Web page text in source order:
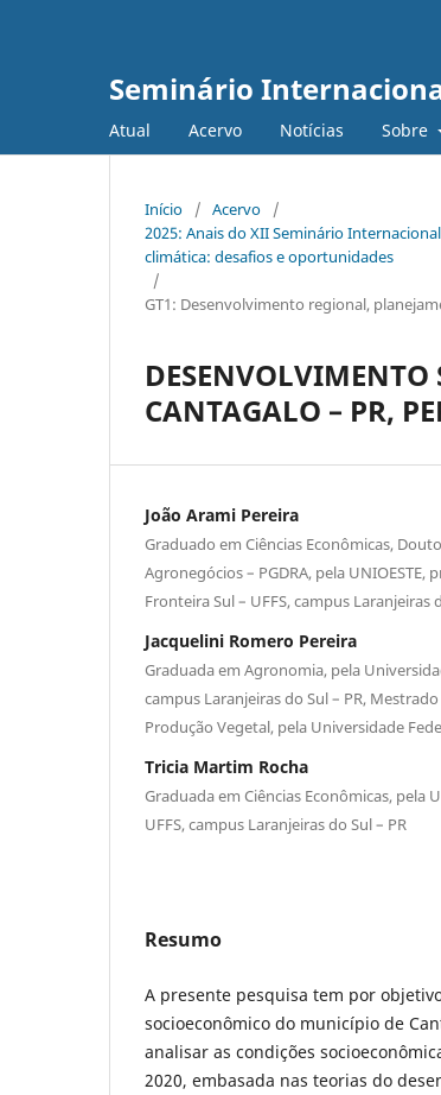
Seminário
Atual Acervo Notícias Sobre
Início / Acervo
/
2025: Anais do XII Seminário
climática: desafios e oportunidades
/
GT1: Desenvolvimento regional,
CANTAGALO – PR,
João Arami Pereira
Graduado em Ciências Econômicas,
Agronegócios – PGDRA, pela
Fronteira Sul – UFFS, campus Laranjeiras
Jacquelini Romero Pereira
Graduada em Agronomia, pela
campus Laranjeiras do Sul – PR,
Produção Vegetal, pela Universidade
Tricia Martim Rocha
Graduada em Ciências Econômicas, pela
UFFS, campus Laranjeiras do Sul – PR
Resumo
A presente pesquisa tem por
socioeconômico do município de
analisar as condições
2020, embasada nas teorias do